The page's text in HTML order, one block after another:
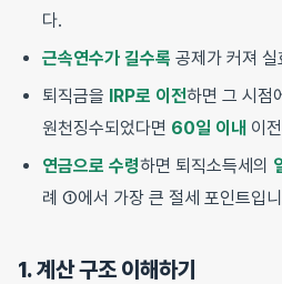
다.
근속연수가 길수록 공제가 커져
퇴직금을 IRP로 이전하면 그 시점
원천징수되었다면 60일 이내 이
연금으로 수령하면 퇴직소득세의
례 ①에서 가장 큰 절세 포인트입
1. 계산 구조 이해하기